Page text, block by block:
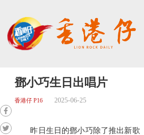
鄧小巧生日出唱片
香港仔 P16 2025-06-25
昨日生日的鄧小巧除了推出新歌